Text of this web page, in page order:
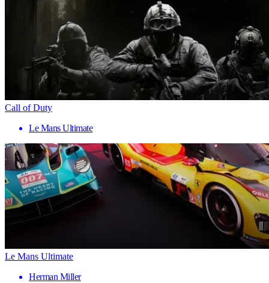
Call of Duty
Le Mans Ultimate
Le Mans Ultimate
Herman Miller